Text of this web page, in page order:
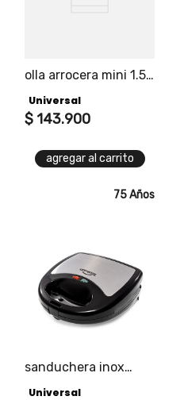
olla arrocera mini 1.5
Universal
$ 143.900
agregar al carrito
75 Años
sanduchera inox
Universal